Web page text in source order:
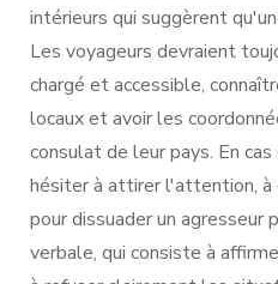
intérieurs qui suggèrent
Les voyageurs devraient
chargé et accessible,
locaux et avoir les
consulat de leur pays. En
hésiter à attirer l'attention, à
pour dissuader un
verbale, qui consiste à